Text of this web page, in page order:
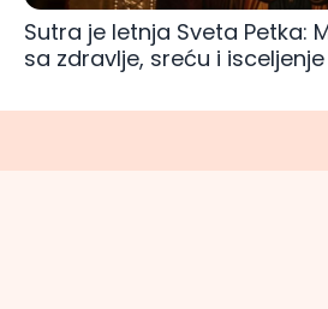
Sutra je letnja Sveta Petka:
sa zdravlje, sreću i isceljenje